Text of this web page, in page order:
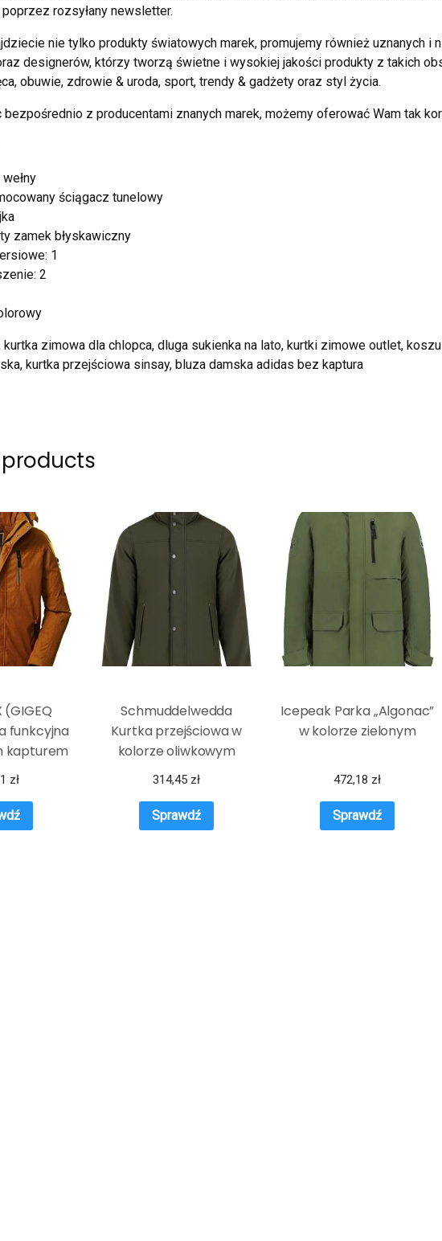
rozsyłany newsletter.
nie tylko produkty światowych marek, promujemy również uznanych i
designerów, którzy tworzą świetne i wysokiej jakości produkty z takich
obuwie, zdrowie & uroda, sport, trendy & gadżety oraz styl życia.
bezpośrednio z producentami znanych marek, możemy oferować Wam tak
ściągacz tunelowy
zamek błyskawiczny
1
2
zimowa dla chlopca, dluga sukienka na lato, kurtki zimowe outlet,
kurtka przejściowa sinsay, bluza damska adidas bez kaptura
(GIGEQ
funkcyjna
kapturem
curry,
000
zł
Schmuddelwedda
Kurtka przejściowa w
kolorze oliwkowym
314,45 zł
Sprawdź
Icepeak Parka „Algonac”
w kolorze zielonym
472,18 zł
Sprawdź